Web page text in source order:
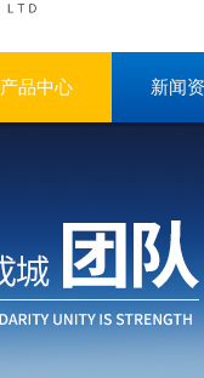
产品中心 新闻